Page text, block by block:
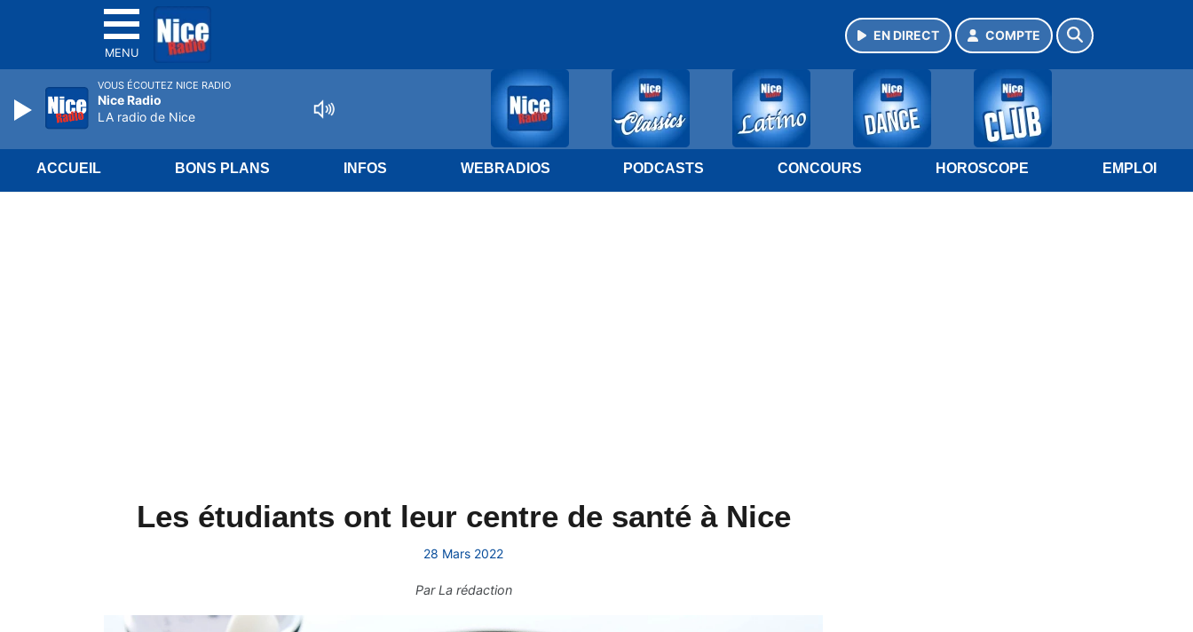
MENU
EN DIRECT COMPTE
ACCUEIL BONS PLANS INFOS WEBRADIOS PODCASTS CONCOURS HOROSCOPE EMPLOI
Les étudiants ont leur centre de santé à Nice
28 Mars 2022
ParLa rédaction
VOUS ÉCOUTEZ NICE RADIO
Nice Radio
LA radio de Nice